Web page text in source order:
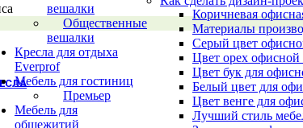
Коричневая
Материалы
Серый цвет
Цвет орех офисной
Цвет бук для
Белый цвет для
Цвет венге для
Лучший стиль
вешалки
Общественные
вешалки
Кресла для отдыха
Everprof
Мебель для гостиниц
Премьер
Мебель для
общежитий
мебельные сейфы
сейфы
сейфы
сейфы
для персонала
руководителя